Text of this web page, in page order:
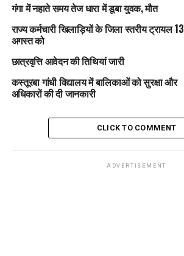
गंगा में नहाते समय तेज धारा में डूबा युवक, मौत
राज्य कर्मचारी खिलाड़ियों के जिला स्तरीय ट्रायल 13
अगस्त को
छात्रवृत्ति आवेदन की तिथियां जारी
कस्तूरबा गांधी विद्यालय में बालिकाओं को सुरक्षा और
अधिकारों की दी जानकारी
CLICK TO COMMENT
ADVERTISEMENT